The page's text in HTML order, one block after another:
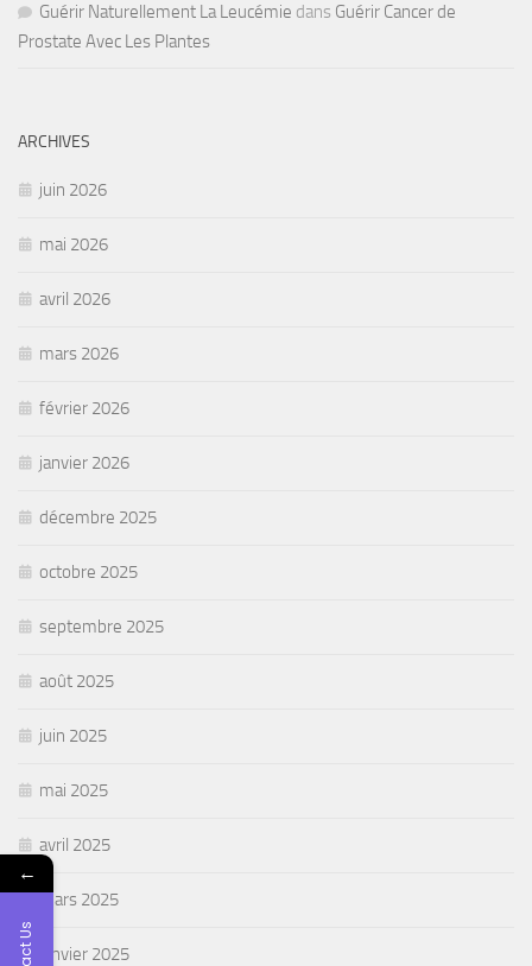
Guérir Naturellement La Leucémie dans Guérir Cancer de
Prostate Avec Les Plantes
ARCHIVES
juin 2026
mai 2026
avril 2026
mars 2026
février 2026
janvier 2026
décembre 2025
octobre 2025
septembre 2025
août 2025
juin 2025
mai 2025
avril 2025
mars 2025
janvier 2025
←